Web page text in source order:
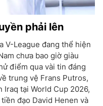
phải lên
V-League đang thể hiện
chưa bao giờ giàu
điểm qua vài tin đáng
trung vệ Frans Putros,
tại World Cup 2026,
đạo David Henen và